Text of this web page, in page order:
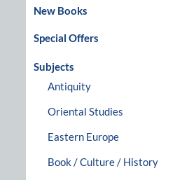
New Books
Special Offers
Subjects
Antiquity
Oriental Studies
Eastern Europe
Book / Culture / History